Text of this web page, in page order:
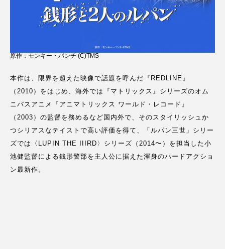
原作：モンキー・パンチ (C)TMS
本作は、限界を超えた映像で話題を呼んだ『REDLINE』
（2010）をはじめ、海外では『マトリックス』シリーズのオム
ニバスアニメ『アニマトリックス ワールド・レコード』
（2003）の監督を務めるなど国内外で、そのスタイリッシュか
つシリアスなテイストで⾼い評価を得て、「ルパン三世」シリー
ズでは〈LUPIN THE IIIRD〉シリーズ（2014〜）を担当した⼩
池健監督による銭形警部を主⼈公に据えた渾⾝のハードアクショ
ン最新作。